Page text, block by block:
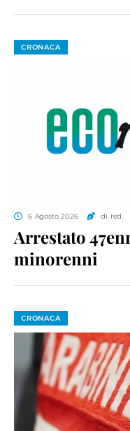
CRONACA
6 Agosto 2026 di red.
Arrestato
minorenni
CRONACA